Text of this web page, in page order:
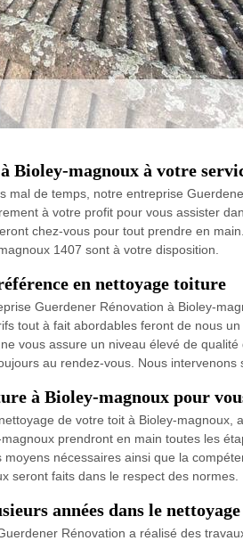
Bioley-magnoux à votre
mal de temps, notre entreprise
à votre profit pour vous assister
chez-vous pour tout prendre en
1407 sont à votre disposition.
en nettoyage toiture
Guerdener Rénovation à Bioley-
tout à fait abordables feront de nous
vous assure un niveau élevé de
au rendez-vous. Nous
à Bioley-magnoux pour
de votre toit à Bioley-
prendront en main toutes les
nécessaires ainsi que la
seront faits dans le respect des normes.
années dans le
Rénovation a réalisé des